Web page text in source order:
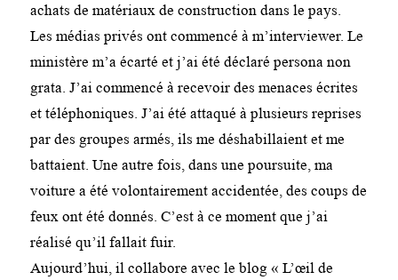
achats de matériaux de construction dans le pays.
Les médias privés ont commencé à m’interviewer. Le
ministère m’a écarté et j’ai été déclaré persona non
grata. J’ai commencé à recevoir des menaces écrites
et téléphoniques. J’ai été attaqué à plusieurs reprises
par des groupes armés, ils me déshabillaient et me
battaient. Une autre fois, dans une poursuite, ma
voiture a été volontairement accidentée, des coups de
feux ont été donnés. C’est à ce moment que j’ai
réalisé qu’il fallait fuir.
Aujourd’hui, il collabore avec le blog « L’œil de